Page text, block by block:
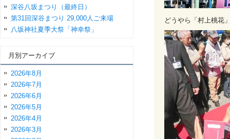
どうやら「村上桃花
深谷八坂まつり（最終日）
第31回深谷まつり 29,000人ご来場
八坂神社夏季大祭「神幸祭」
月別アーカイブ
2026年8月
2026年7月
2026年6月
2026年5月
2026年4月
2026年3月